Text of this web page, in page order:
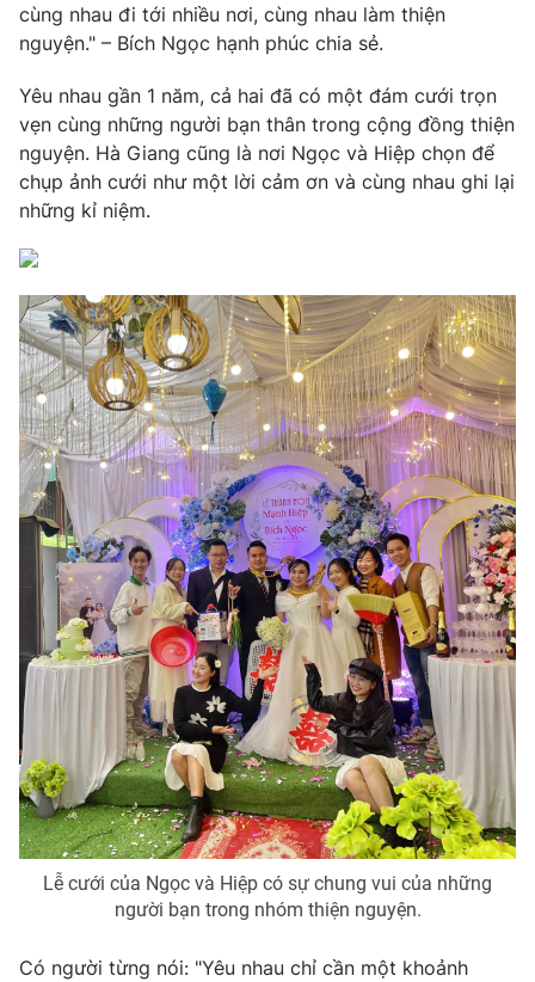
cùng nhau đi tới nhiều nơi, cùng nhau làm thiện
nguyện." – Bích Ngọc hạnh phúc chia sẻ.
Yêu nhau gần 1 năm, cả hai đã có một đám cưới trọn
vẹn cùng những người bạn thân trong cộng đồng thiện
nguyện. Hà Giang cũng là nơi Ngọc và Hiệp chọn để
chụp ảnh cưới như một lời cảm ơn và cùng nhau ghi lại
những kỉ niệm.
Lễ cưới của Ngọc và Hiệp có sự chung vui của những
người bạn trong nhóm thiện nguyện.
Có người từng nói: "Yêu nhau chỉ cần một khoảnh